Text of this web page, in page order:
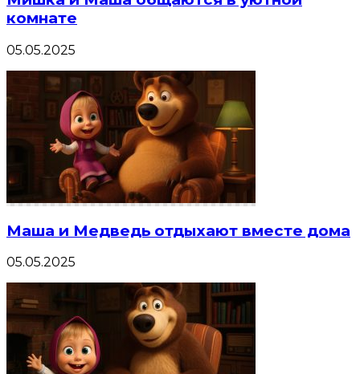
комнате
05.05.2025
Маша и Медведь отдыхают вместе дома
05.05.2025